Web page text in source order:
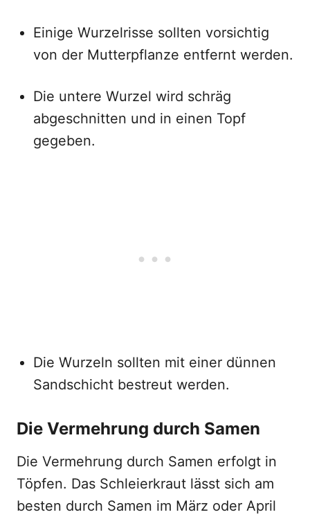
Einige Wurzelrisse sollten vorsichtig
von der Mutterpflanze entfernt werden.
Die untere Wurzel wird schräg
abgeschnitten und in einen Topf
gegeben.
Die Wurzeln sollten mit einer dünnen
Sandschicht bestreut werden.
Die Vermehrung durch Samen
Die Vermehrung durch Samen erfolgt in
Töpfen. Das Schleierkraut lässt sich am
besten durch Samen im März oder April